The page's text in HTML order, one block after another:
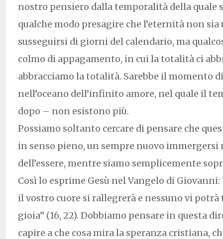
nostro pensiero dalla temporalità della quale
qualche modo presagire che l’eternità non
susseguirsi di giorni del calendario, ma
colmo di appagamento, in cui la totalità ci
abbracciamo la totalità. Sarebbe il momento
nell’oceano dell’infinito amore, nel quale il
dopo – non esistono più.
Possiamo soltanto cercare di pensare che
in senso pieno, un sempre nuovo immergersi
dell’essere, mentre siamo semplicemente
Così lo esprime Gesù nel Vangelo di Giovanni:
il vostro cuore si rallegrerà e nessuno vi
gioia” (16, 22). Dobbiamo pensare in questa
capire a che cosa mira la speranza cristiana,